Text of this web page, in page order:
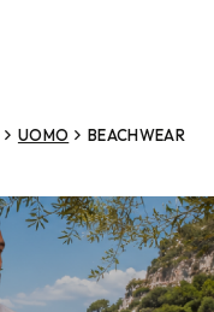
UOMO BEACHWEAR